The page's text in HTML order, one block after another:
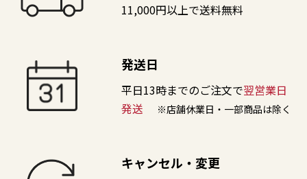
11,000円以上で送料無料
発送日
平日13時までのご注文で翌営業日
発送
※店舗休業日・一部商品は除く
キャンセル・変更